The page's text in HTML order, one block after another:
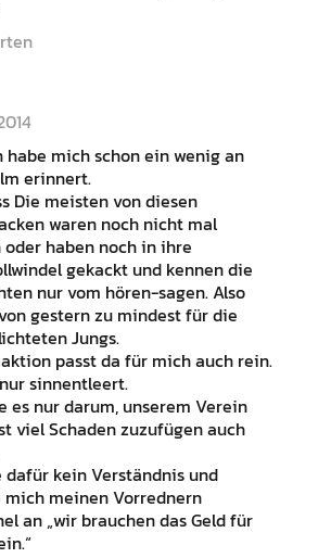
habe mich schon ein wenig an
erinnert.
Die meisten von diesen
waren noch nicht mal
haben noch in ihre
gekackt und kennen die
nur vom hören-sagen. Also
gestern zu mindest für die
Jungs.
passt da für mich auch rein.
sinnentleert.
es nur darum, unserem Verein
viel Schaden zuzufügen auch
dafür kein Verständnis und
mich meinen Vorrednern
an „wir brauchen das Geld für